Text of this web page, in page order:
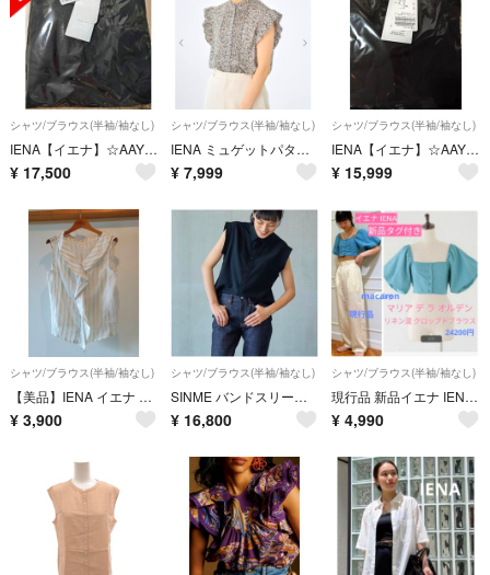
シャツ/ブラウス(半袖/袖なし)
IENA【イエナ】☆AAYUSHI/アユーシ バックスカーフハーフスリーブトップス SGN08110 新品ブラック
¥ 17,500
シャツ/ブラウス(半袖/袖なし)
IENA ミュゲットパターンピンタック フリルノースリーブ
¥ 7,999
シャツ/ブラウス(半袖/袖なし)
IENA【イエナ】☆AAYUSHI/アユーシ バックスカーフノースリーブトップス SGN08111 新品ブラック
¥ 15,999
シャツ/ブラウス(半袖/袖なし)
【美品】IENA イエナ シルクノースリーブ フリルシアー ブラウス オフホワイト ストライプ【日本製】
¥ 3,900
シャツ/ブラウス(半袖/袖なし)
SINME バンドスリーブ シャツ ブラウス ブラック M シンメ ノースリーブ IENA イエナ
¥ 16,800
シャツ/ブラウス(半袖/袖なし)
現行品 新品イエナ IENA✨リネン混 ボリューム袖 ブラウス ミント ブルー
¥ 4,990